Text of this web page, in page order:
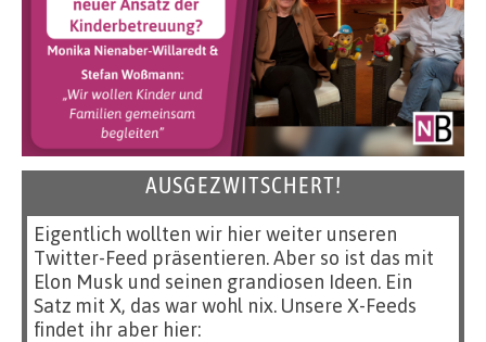
AUSGEZWITSCHERT!
Eigentlich wollten wir hier weiter unseren
Twitter-Feed präsentieren. Aber so ist das mit
Elon Musk und seinen grandiosen Ideen. Ein
Satz mit X, das war wohl nix. Unsere X-Feeds
findet ihr aber hier: